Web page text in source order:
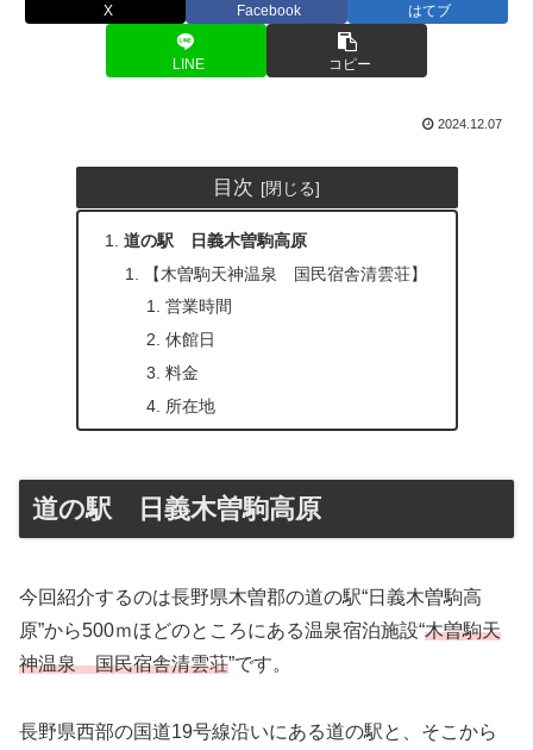
X Facebook はてブ
LINE コピー
2024.12.07
目次
道の駅 日義木曽駒高原
【木曽駒天神温泉 国民宿舎清雲荘】
営業時間
休館日
料金
所在地
道の駅 日義木曽駒高原
今回紹介するのは長野県木曽郡の道の駅“日義木曽駒高
原”から500ｍほどのところにある温泉宿泊施設“木曽駒天
神温泉 国民宿舎清雲荘”です。
長野県西部の国道19号線沿いにある道の駅と、そこから